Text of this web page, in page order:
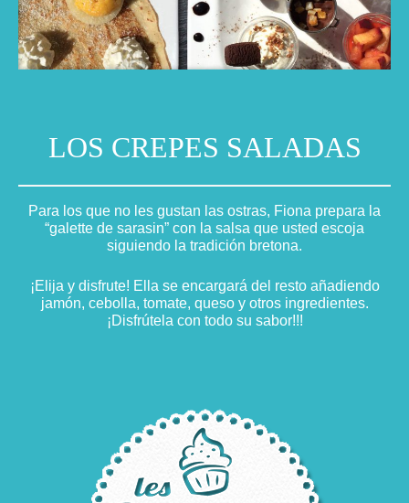
LOS CREPES SALADAS
Para los que no les gustan las ostras, Fiona prepara la
“galette de sarasin” con la salsa que usted escoja
siguiendo la tradición bretona.
¡Elija y disfrute! Ella se encargará del resto añadiendo
jamón, cebolla, tomate, queso y otros ingredientes.
¡Disfrútela con todo su sabor!!!